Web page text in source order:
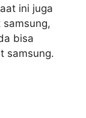
ini juga
bisa
samsung.